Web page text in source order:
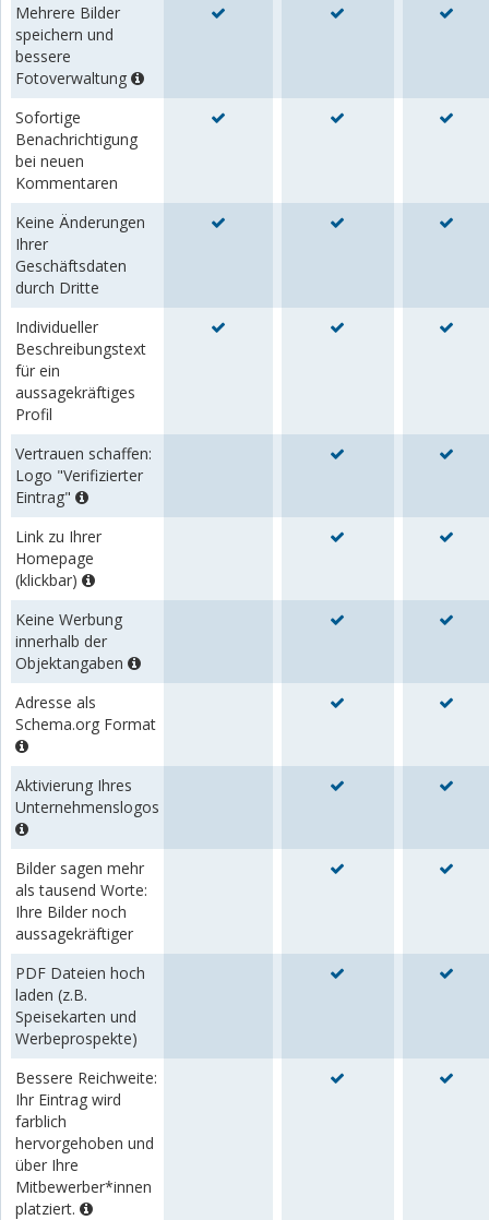
Mehrere Bilder
speichern und
bessere
Fotoverwaltung
Sofortige
Benachrichtigung
bei neuen
Kommentaren
Keine Änderungen
Ihrer
Geschäftsdaten
durch Dritte
Individueller
Beschreibungstext
für ein
aussagekräftiges
Profil
Vertrauen schaffen:
Logo "Verifizierter
Eintrag"
Link zu Ihrer
Homepage
(klickbar)
Keine Werbung
innerhalb der
Objektangaben
Adresse als
Schema.org Format
Aktivierung Ihres
Unternehmenslogos
Bilder sagen mehr
als tausend Worte:
Ihre Bilder noch
aussagekräftiger
PDF Dateien hoch
laden (z.B.
Speisekarten und
Werbeprospekte)
Bessere Reichweite:
Ihr Eintrag wird
farblich
hervorgehoben und
über Ihre
Mitbewerber*innen
platziert.